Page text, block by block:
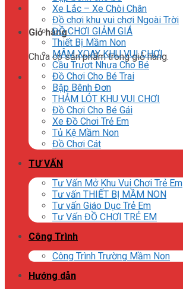
Giỏ hàng
Chưa có sản phẩm trong giỏ hàng.
Xe Lắc – Xe Chòi Chân
Đồ chơi khu vui chơi Ngoài Trời
ĐỒ CHƠI GIẢM GIÁ
Thiết Bị Mầm Non
MÂM XOAY KHU VUI CHƠI
Cầu Trượt Nhựa Cho Bé
Đồ Chơi Cho Bé Trai
Bập Bênh Đơn
THẢM LÓT KHU VUI CHƠI
Đồ Chơi Cho Bé Gái
Xe Đồ Chơi Trẻ Em
Tủ Kệ Mầm Non
Đồ Chơi Cát
TƯ VẤN
Tư Vấn Mở Khu Vui Chơi Trẻ Em
Tư vấn THIẾT BỊ MẦM NON
Tư vấn Giáo Dục Trẻ Em
Tư Vấn ĐỒ CHƠI TRẺ EM
Công Trình
Công Trình Trường Mầm Non
Hướng dẫn